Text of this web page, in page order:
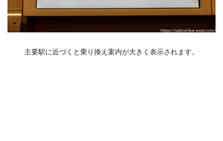
主要駅に近づくと乗り換え案内が大きく表示されます。